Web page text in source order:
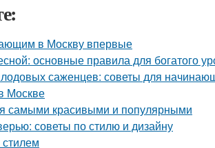
в Москву впервые
основные правила для богатого
саженцев: советы для
Москве
самыми красивыми и популярными
советы по стилю и дизайну